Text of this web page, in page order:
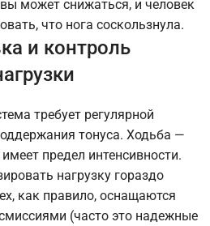
может снижаться, и человек
что нога соскользнула.
и контроль
требует регулярной
тонуса. Ходьба —
предел интенсивности.
нагрузку гораздо
как правило, оснащаются
(часто это надежные